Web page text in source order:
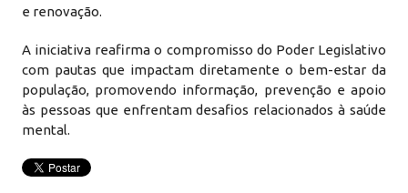
e renovação.
A iniciativa reafirma o compromisso do Poder Legislativo
com pautas que impactam diretamente o bem-estar da
população, promovendo informação, prevenção e apoio
às pessoas que enfrentam desafios relacionados à saúde
mental.